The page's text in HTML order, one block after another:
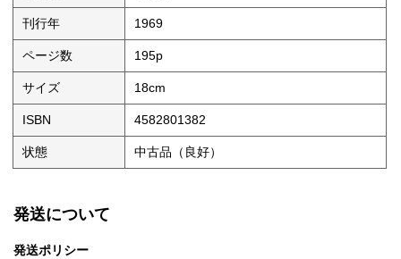
刊行年 1969
ページ数 195p
サイズ 18cm
ISBN 4582801382
状態 中古品（良好）
発送について
発送ポリシー